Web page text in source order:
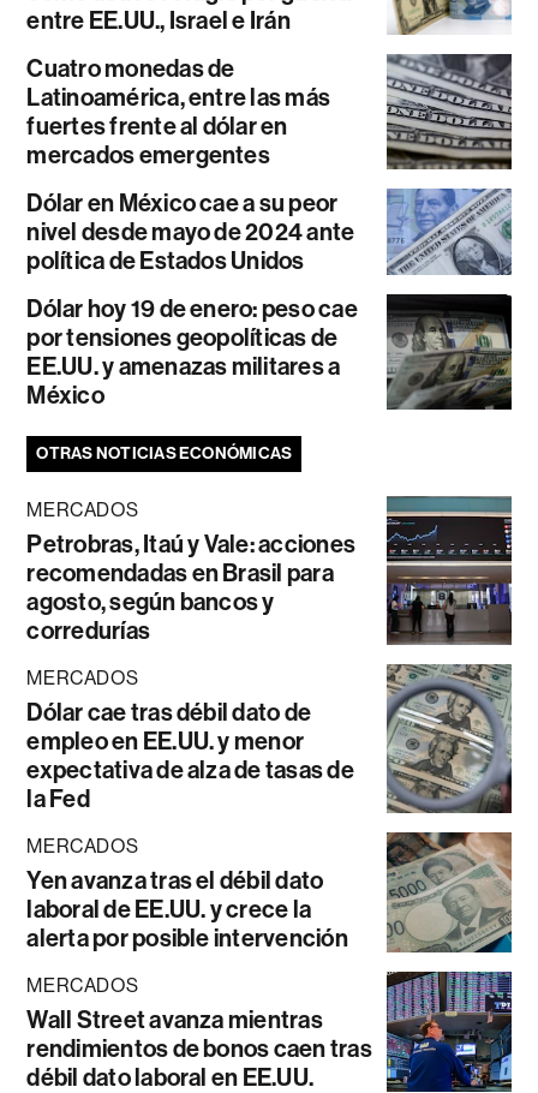
entre EE.UU., Israel e Irán
Cuatro monedas de
Latinoamérica, entre las más
fuertes frente al dólar en
mercados emergentes
Dólar en México cae a su peor
nivel desde mayo de 2024 ante
política de Estados Unidos
Dólar hoy 19 de enero: peso cae
por tensiones geopolíticas de
EE.UU. y amenazas militares a
México
OTRAS NOTICIAS ECONÓMICAS
MERCADOS
Petrobras, Itaú y Vale: acciones
recomendadas en Brasil para
agosto, según bancos y
corredurías
MERCADOS
Dólar cae tras débil dato de
empleo en EE.UU. y menor
expectativa de alza de tasas de
la Fed
MERCADOS
Yen avanza tras el débil dato
laboral de EE.UU. y crece la
alerta por posible intervención
MERCADOS
Wall Street avanza mientras
rendimientos de bonos caen tras
débil dato laboral en EE.UU.